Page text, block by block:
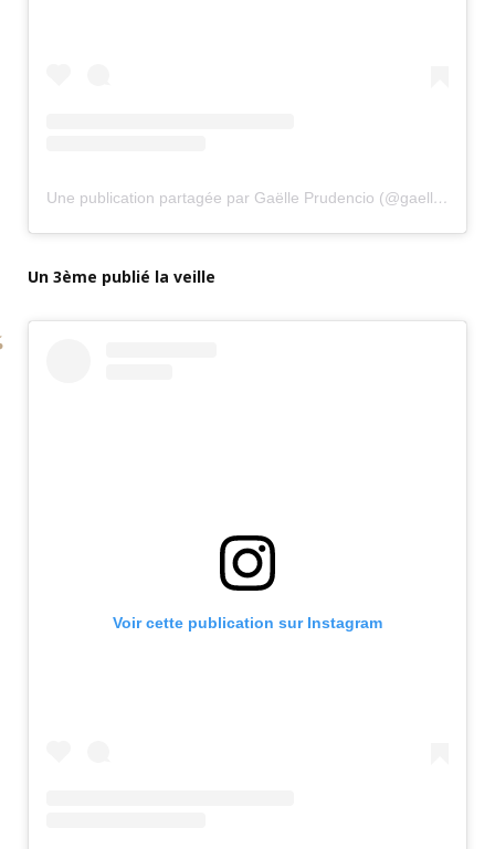
Une publication partagée par Gaëlle Prudencio (@gaelleprudencio)
Un 3ème publié la veille
Voir cette publication sur Instagram